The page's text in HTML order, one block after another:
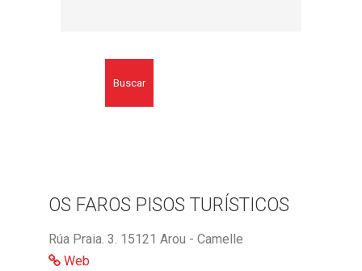
Buscar
OS FAROS PISOS TURÍSTICOS
Rúa Praia. 3. 15121 Arou - Camelle
Web